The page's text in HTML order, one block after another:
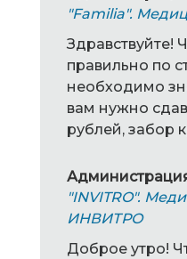
"Familia".
Здравствуйте!
правильно по
необходимо
вам нужно
рублей, забор
"INVITRO".
ИНВИТРО
Доброе утро!